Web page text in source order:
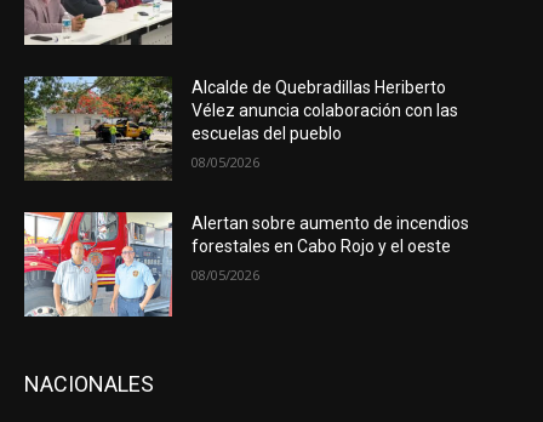
Alcalde de Quebradillas Heriberto
Vélez anuncia colaboración con las
escuelas del pueblo
08/05/2026
Alertan sobre aumento de incendios
forestales en Cabo Rojo y el oeste
08/05/2026
NACIONALES